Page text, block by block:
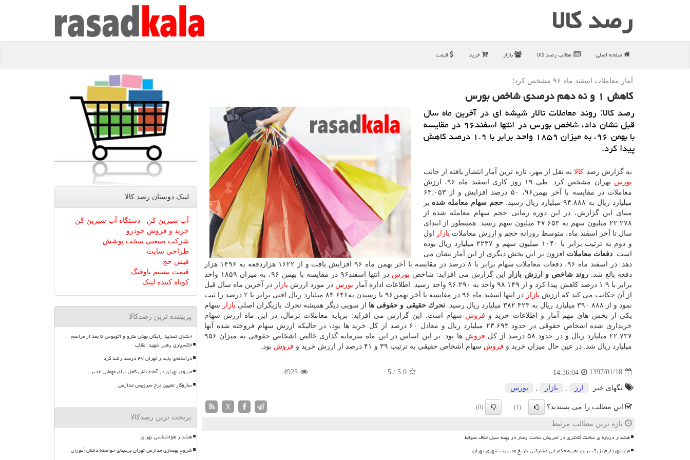
رصد كالا
صفحه اصلی مطالب رصد كالا بازار خرید قیمت
آمار معاملات اسفند ماه ۹۶ مشخص كرد؛
كاهش ۱ و نه دهم درصدی شاخص بورس
رصد كالا: روند معاملات تالار شیشه ای در آخرین ماه سال
قبل نشان داد، شاخص بورس در انتها اسفند۹۶ در مقایسه
با بهمن ۹۶، به میزان ۱۸۵۹ واحد برابر با ۱.۹ درصد كاهش
پیدا كرد.
به گزارش رصد كالابه نقل از مهر، تازه ترین آمار انتشار یافته از جانب
بورس
تهران مشخص كرد: طی ۱۹ روز كاری اسفند ماه ۹۶، ارزش
معاملات در مقایسه با آخر بهمن۹۶، ۵۰ درصد افزایش و از ۶۳.۰۵۳
میلیارد ریال به ۹۴.۸۸۸ میلیارد ریال رسید.
حجم سهام معامله شده بر
مبنای این گزارش، در این دوره زمانی حجم سهام معامله شده از
۲۲.۲۷۸ میلیون سهم به ۴۷.۶۵۳ میلیون سهم رسید. همینطور از ابتدای
سال تا آخر اسفند ماه، متوسط روزانه حجم و ارزش معاملات بازار
اول
و دوم به ترتیب برابر با ۱۰۴۰ میلیون سهم و ۲۲۳۷ میلیارد ریال بوده
است.دفعات معاملات افزون بر این بخش دیگری از این آمار نشان می
دهد: در اسفند ماه ۹۶، دفعات معاملات سهام برابر با ۸ درصد در مقایسه با آخر بهمن ماه ۹۶ افزایش یافت و از ۱۶۲۲ هزاردفعه به ۱۴۹۶ هزار
دفعه بالغ شد.روند شاخص و ارزش بازار این گزارش می افزاید: شاخص بورس
در انتها اسفند۹۶ در مقایسه با بهمن ۹۶، به میزان ۱۸۵۹ واحد
برابر با ۱.۹ درصد كاهش پیدا كرد و از ۹۸.۱۴۹ واحد به ۹۶.۲۹۰ واحد رسید. اطلاعات اداره آمار
بورس در مورد ارزش بازار در آخرین ماه سال قبل
از آن حكایت می كند كه ارزش بازار
در انتها اسفند ماه ۹۶ در مقایسه با آخر بهمن۹۶ با رسیدن به۸۴.۶۴۶ میلیارد ریال افتی برابر با ۲ درصد را ثبت
نمود و از ۳۹۰.۸۸۸ میلیارد ریال به ۳۸۲.۴۲۳ میلیارد ریال رسید.
تحرك حقیقی و حقوقی ها از سویی دیگر همیشه تحرك بازیگران اصلی بازار سهام
یكی از بخش های مهم آمار و اطلاعات خرید و فروش سهام است. این گزارش می افزاید: برپایه معاملات نرمال، در این ماه ارزش سهام
خریداری شده اشخاص حقوقی در حدود ۲۳.۶۹۳ میلیارد ریال و معادل ۶۰ درصد از كل خرید ها بود، در حالیكه ارزش سهام فروخته شده آنها
۲۲.۷۳۷ میلیارد ریال و در حدود ۵۸ درصد از كل
فروش
ها بود. بر این اساس در این ماه سرمایه گذاری خالص اشخاص حقوقی به میزان ۹۵۶
میلیارد ریال شد. در عین حال میزان خرید و فروش سهام اشخاص حقیقی به ترتیب ۳۹ و ۴۱ درصد از ارزش خرید و فروش بود.
1397/01/18
14:36:04
5.0
/
5
4925
تگهای خبر: ارز بازار بورس
این مطلب را می پسندید؟ (1)
(0)
X
تازه ترین مطالب مرتبط
هشدار درباره ی ساخت کلانتری در تجریش ساخت وساز در پهنه سیل خلاف ضوابط
من شهردارم بزرگ ترین تجربه حکمرانی مشارکتی تاریخ مدیریت شهری تهران
لینک دوستان رصد كالا
آب شیرین کن - دستگاه آب شیرین کن
خرید و فروش خودرو
شرکت صنعتی سخت پوشش
طراحی سایت
فیش حج
قیمت بیسیم باوفنگ
کوتاه کننده لینک
پربیننده ترین رصدکالا
احتمال تمدید رایگان بودن مترو و اتوبوس تا بعد از مراسم
خاکسپاری رهبر شهید انقلاب
درآمدهای پایدار تهران ۴۷ درصد رشد کرد
متروی تهران در آماده باش کامل برای مهمانی غدیر
سازوکار تعیین نرخ سرویس مدارس
پربحث ترین رصدکالا
هشدار هواشناسی تهران
شروع بهسازی مدارس تهران برمبنای خواسته دانش آموزان